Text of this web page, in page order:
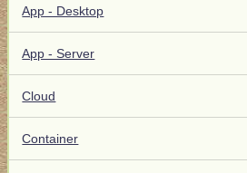
App - Desktop
App - Server
Cloud
Container